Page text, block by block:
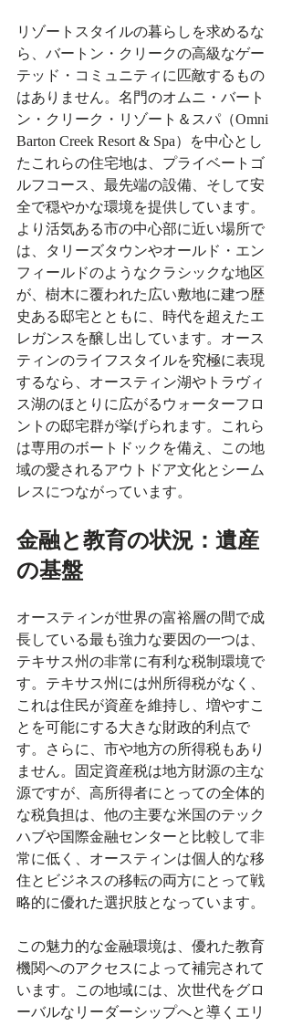
リゾートスタイルの暮らしを求めるな
ら、バートン・クリークの高級なゲー
テッド・コミュニティに匹敵するもの
はありません。名門のオムニ・バート
ン・クリーク・リゾート＆スパ（Omni
Barton Creek Resort & Spa）を中心とし
たこれらの住宅地は、プライベートゴ
ルフコース、最先端の設備、そして安
全で穏やかな環境を提供しています。
より活気ある市の中心部に近い場所で
は、タリーズタウンやオールド・エン
フィールドのようなクラシックな地区
が、樹木に覆われた広い敷地に建つ歴
史ある邸宅とともに、時代を超えたエ
レガンスを醸し出しています。オース
ティンのライフスタイルを究極に表現
するなら、オースティン湖やトラヴィ
ス湖のほとりに広がるウォーターフロ
ントの邸宅群が挙げられます。これら
は専用のボートドックを備え、この地
域の愛されるアウトドア文化とシーム
レスにつながっています。
金融と教育の状況：遺産
の基盤
オースティンが世界の富裕層の間で成
長している最も強力な要因の一つは、
テキサス州の非常に有利な税制環境で
す。テキサス州には州所得税がなく、
これは住民が資産を維持し、増やすこ
とを可能にする大きな財政的利点で
す。さらに、市や地方の所得税もあり
ません。固定資産税は地方財源の主な
源ですが、高所得者にとっての全体的
な税負担は、他の主要な米国のテック
ハブや国際金融センターと比較して非
常に低く、オースティンは個人的な移
住とビジネスの移転の両方にとって戦
略的に優れた選択肢となっています。
この魅力的な金融環境は、優れた教育
機関へのアクセスによって補完されて
います。この地域には、次世代をグロ
ーバルなリーダーシップへと導くエリ